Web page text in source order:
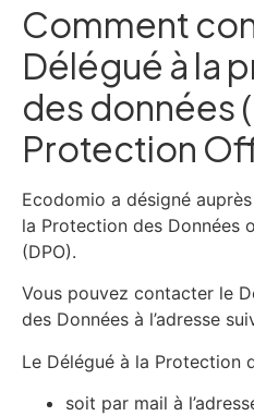
Comment
Délégué à la
des données
Protection
Ecodomio a désigné
la Protection des Données
(DPO).
Vous pouvez contacter le
des Données à l’adresse
Le Délégué à la Protection
soit par mail à